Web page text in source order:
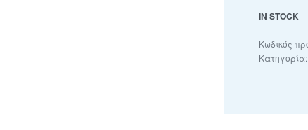
IN STOCK
Κατηγορία: